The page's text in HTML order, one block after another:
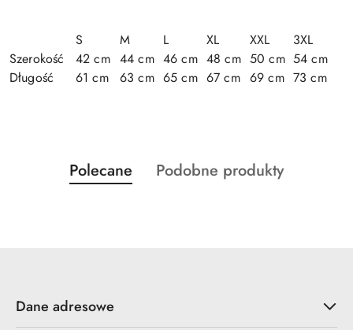
S M L XL XXL
3XL
Szerokość
42 cm 44 cm 46 cm 48 cm 50 cm 54 cm
Długość
61 cm 63 cm 65 cm 67 cm 69 cm 73 cm
Pomiń karuzelę produktów
Produkty
o
Polecane
Produkty
Podobne produkty
Dane adresowe